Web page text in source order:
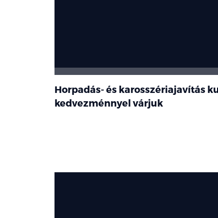
Horpadás- és karosszériajavítás
kedvezménnyel várjuk